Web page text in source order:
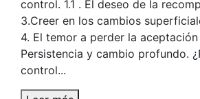
control. 1.1 . El deseo de la
3.Creer en los cambios
4. El temor a perder la
Persistencia y cambio profundo.
control...